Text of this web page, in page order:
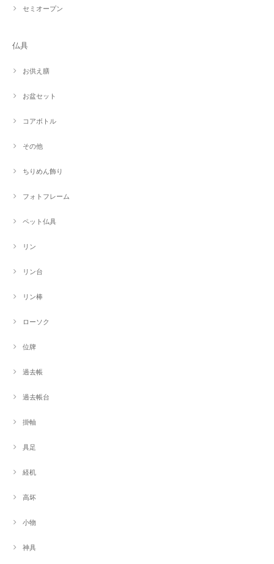
セミオープン
仏具
お供え膳
お盆セット
コアボトル
その他
ちりめん飾り
フォトフレーム
ペット仏具
リン
リン台
リン棒
ローソク
位牌
過去帳
過去帳台
掛軸
具足
経机
高坏
小物
神具